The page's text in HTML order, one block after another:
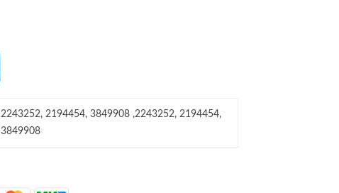
2243252, 2194454, 3849908 ,2243252, 2194454,
3849908